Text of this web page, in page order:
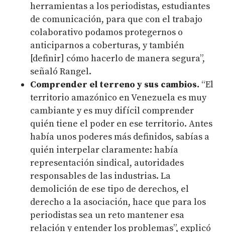
herramientas a los periodistas, estudiantes
de comunicación, para que con el trabajo
colaborativo podamos protegernos o
anticiparnos a coberturas, y también
[definir] cómo hacerlo de manera segura”,
señaló Rangel.
Comprender el terreno y sus cambios. “El
territorio amazónico en Venezuela es muy
cambiante y es muy difícil comprender
quién tiene el poder en ese territorio. Antes
había unos poderes más definidos, sabías a
quién interpelar claramente: había
representación sindical, autoridades
responsables de las industrias. La
demolición de ese tipo de derechos, el
derecho a la asociación, hace que para los
periodistas sea un reto mantener esa
relación y entender los problemas”, explicó